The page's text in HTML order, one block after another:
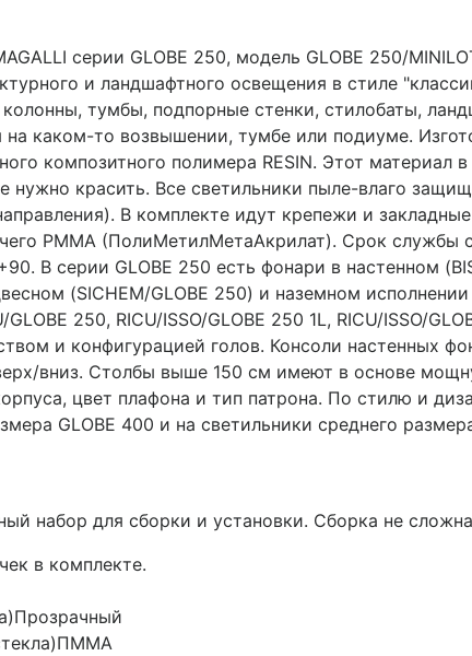
серии GLOBE 250, модель GLOBE 250/
и ландшафтного освещения в стиле
тумбы, подпорные стенки, стилобаты,
на каком-то возвышении, тумбе или подиуме.
композитного полимера RESIN. Этот материал
нужно красить. Все светильники пыле-влаго
В комплекте идут крепежи и
PMMA (ПолиМетилМетаАкрилат). Срок службы
В серии GLOBE 250 есть фонари в настенном
(SICHEM/GLOBE 250) и наземном исполнении
GLOBE 250, RICU/ISSO/GLOBE 250 1L, RICU/ISSO/
и конфигурацией голов. Консоли настенных
вниз. Столбы выше 150 см имеют в основе
цвет плафона и тип патрона. По стилю и
GLOBE 400 и на светильники среднего
набор для сборки и установки. Сборка не
в комплекте.
Прозрачный
ПММА